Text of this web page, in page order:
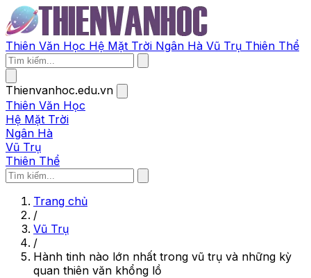
Thiên Văn Học Hệ Mặt Trời Ngân Hà Vũ Trụ Thiên Thể
Thienvanhoc.edu.vn
Thiên Văn Học
Hệ Mặt Trời
Ngân Hà
Vũ Trụ
Thiên Thể
Trang chủ
/
Vũ Trụ
/
Hành tinh nào lớn nhất trong vũ trụ và những kỳ
quan thiên văn khổng lồ